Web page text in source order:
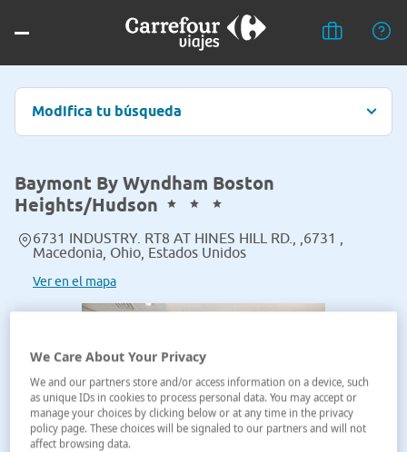
Modifica tu búsqueda
Baymont By Wyndham Boston
Heights/Hudson
6731 INDUSTRY. RT8 AT HINES HILL RD., ,6731 ,
Macedonia, Ohio, Estados Unidos
Ver en el mapa
We Care About Your Privacy
We and our partners store and/or access information on a device, such
as unique IDs in cookies to process personal data. You may accept or
manage your choices by clicking below or at any time in the privacy
policy page. These choices will be signaled to our partners and will not
affect browsing data.